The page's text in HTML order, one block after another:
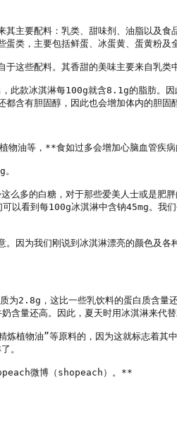
其主要配料：乳类、甜味剂、油脂以及
类，主要包括鲜蛋、冰蛋黄、蛋黄粉及
这些配料。其香甜的美味主要来自乳
此款冰淇淋每100g就含8.1g的脂肪。
含有胆固醇，因此也会增加体内的胆固
油等，**食如过多会增加心脑血管疾病
么多的白糖，对于那些爱美人士或是肥
以看到每100g冰淇淋中含钠45mg。
因为我们刚说到冰淇淋漂亮的颜色及
2.8g，这比一些乳饮料的蛋白质含
量还高。因此，夏天时用冰淇淋来代
植物油”等原料的，因为这就标志着
。
微博（shopeach）。**